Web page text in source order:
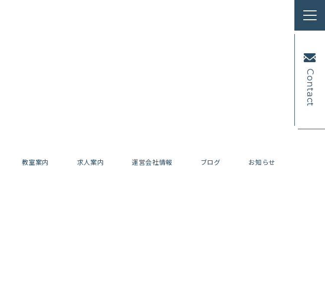
教室案内 求人案内 運営会社情報 ブログ お知らせ
Contact